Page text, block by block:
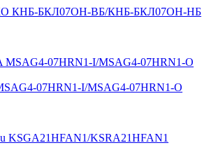
КНБ-БКЛ07ОН-ВБ/КНБ-БКЛ07ОН-НБ
07HRN1-I/MSAG4-07HRN1-O